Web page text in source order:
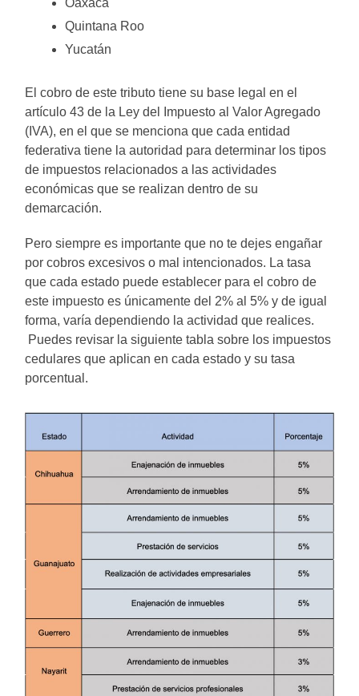
Quintana Roo
Yucatán
El cobro de este tributo tiene su base legal en el
artículo 43 de la Ley del Impuesto al Valor Agregado
(IVA), en el que se menciona que cada entidad
federativa tiene la autoridad para determinar los tipos
de impuestos relacionados a las actividades
económicas que se realizan dentro de su
demarcación.
Pero siempre es importante que no te dejes engañar
por cobros excesivos o mal intencionados. La tasa
que cada estado puede establecer para el cobro de
este impuesto es únicamente del 2% al 5% y de igual
forma, varía dependiendo la actividad que realices.
Puedes revisar la siguiente tabla sobre los impuestos
cedulares que aplican en cada estado y su tasa
porcentual.